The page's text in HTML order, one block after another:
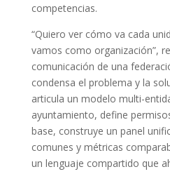
competencias.
“Quiero ver cómo va cada
vamos como organización”,
comunicación de una
condensa el problema y la
articula un modelo multi-
ayuntamiento, define
base, construye un panel
comunes y métricas
un lenguaje compartido que